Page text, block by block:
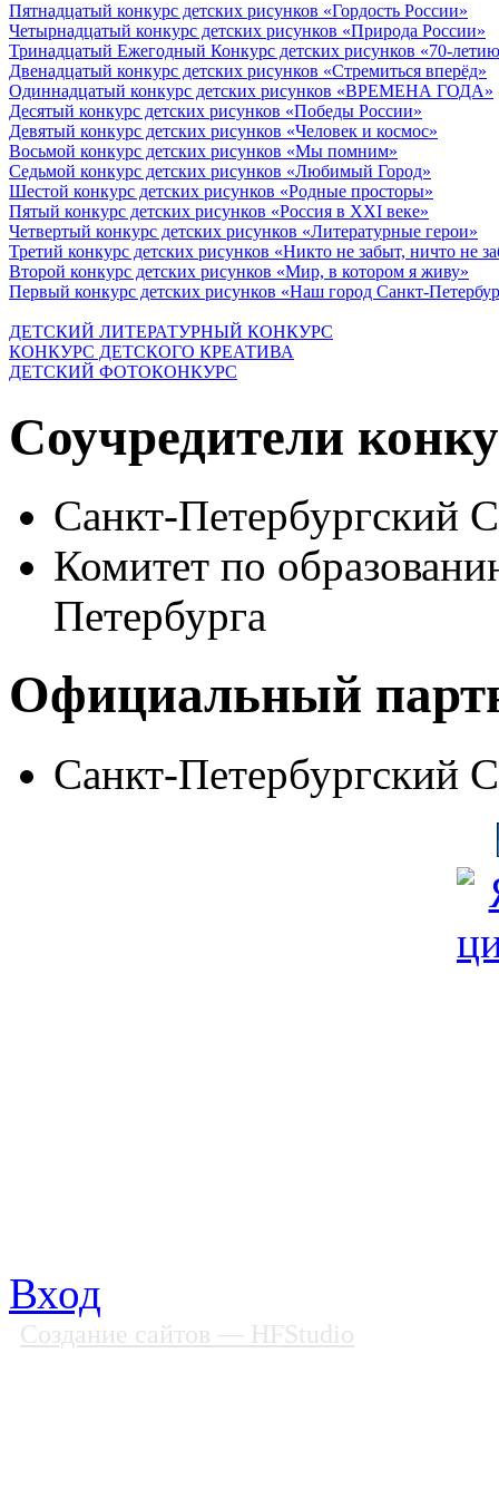
Пятнадцатый конкурс детских рисунков «Гордость России»
Четырнадцатый конкурс детских рисунков «Природа России»
Тринадцатый Ежегодный Конкурс детских рисунков «70-
Двенадцатый конкурс детских рисунков «Стремиться вперёд»
Одиннадцатый конкурс детских рисунков «ВРЕМЕНА ГОДА»
Десятый конкурс детских рисунков «Победы России»
Девятый конкурс детских рисунков «Человек и космос»
Восьмой конкурс детских рисунков «Мы помним»
Седьмой конкурс детских рисунков «Любимый Город»
Шестой конкурс детских рисунков «Родные просторы»
Пятый конкурс детских рисунков «Россия в XXI веке»
Четвертый конкурс детских рисунков «Литературные герои»
Третий конкурс детских рисунков «Никто не забыт, ничто не
Второй конкурс детских рисунков «Мир, в котором я живу»
Первый конкурс детских рисунков «Наш город Санкт-
ДЕТСКИЙ ЛИТЕРАТУРНЫЙ КОНКУРС
КОНКУРС ДЕТСКОГО КРЕАТИВА
ДЕТСКИЙ ФОТОКОНКУРС
Соучредители
Санкт-Петербургский
Комитет по
Петербурга
Официальный
Санкт-Петербургский
Вход
Создание сайтов — HFStudio